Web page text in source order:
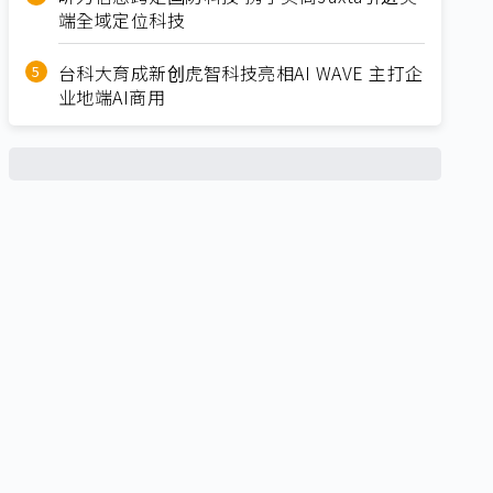
端全域定位科技
台科大育成新创虎智科技亮相AI WAVE 主打企
业地端AI商用